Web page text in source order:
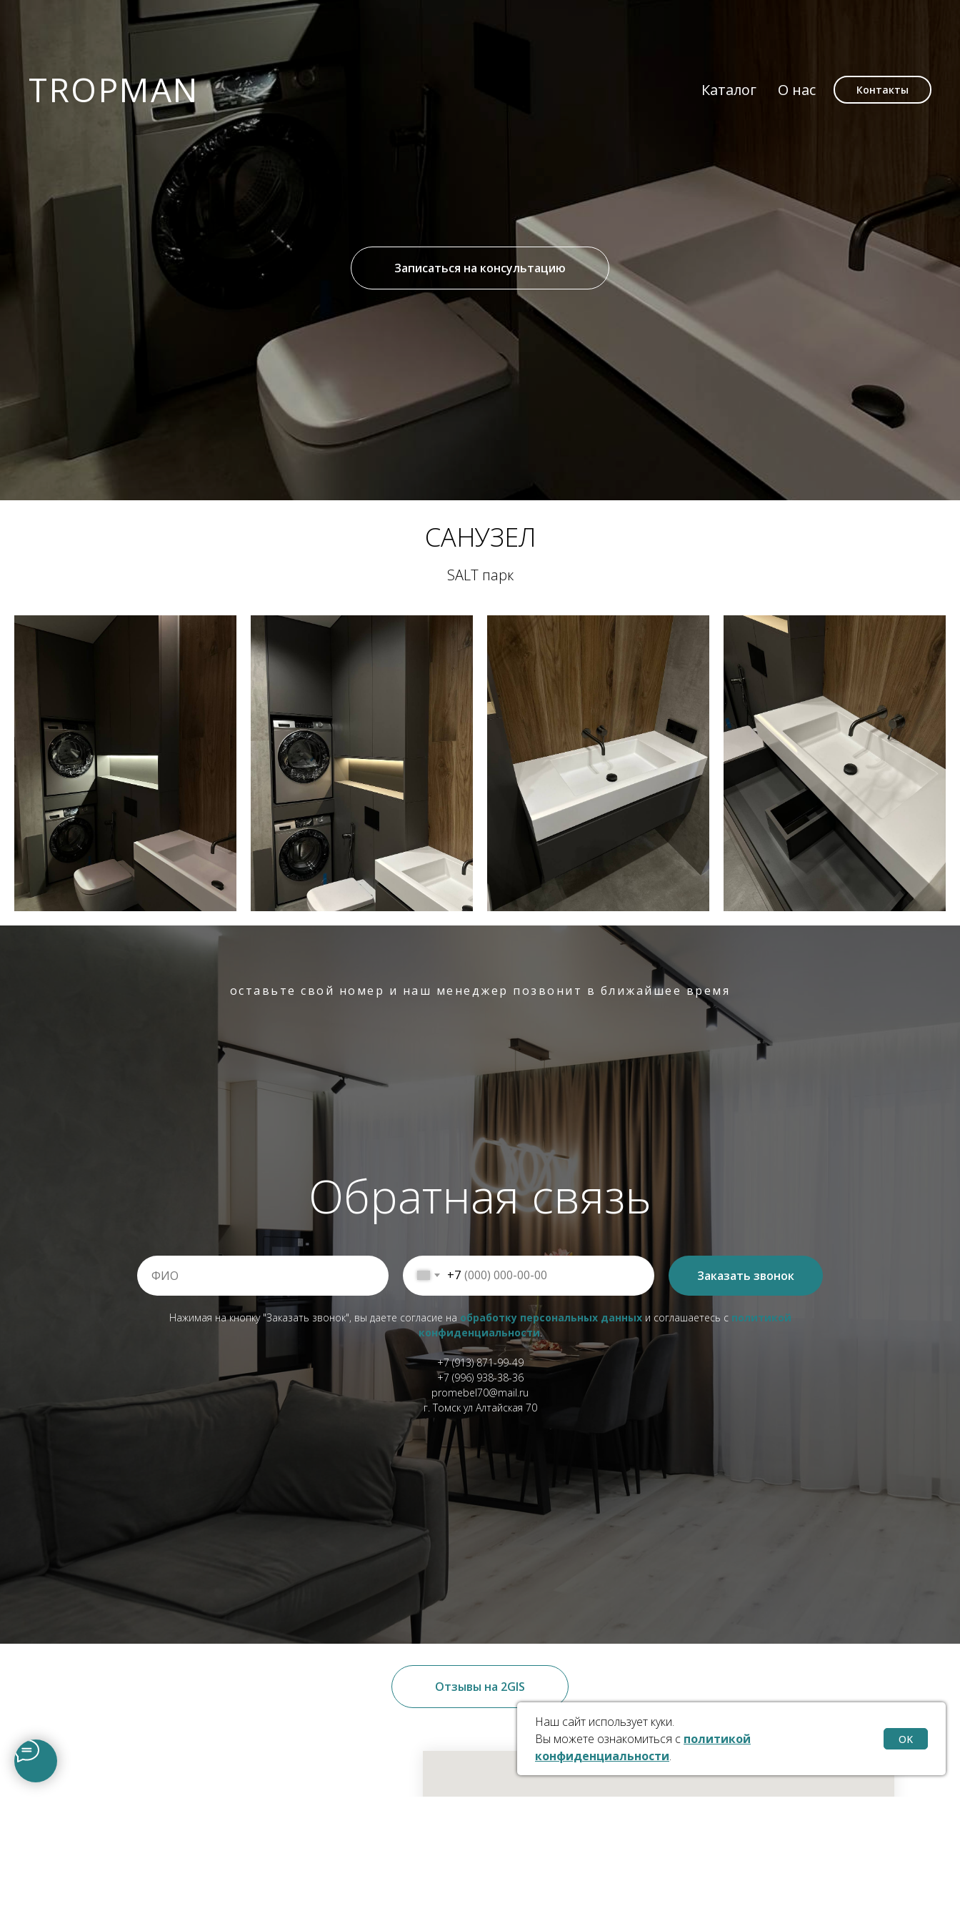
TROPMAN Каталог О нас Контакты
Наш сайт использует куки.
Вы можете ознакомиться с политикой
конфиденциальности.
OK
Записаться на консультацию
САНУЗЕЛ
SALT парк
оставьте свой номер и наш менеджер позвонит в ближайшее время
Обратная связь
+7 Заказать звонок
Нажимая на кнопку "Заказать звонок", вы даете согласие на обработку персональных данныхи соглашаетесь c политикой
конфиденциальности.
+7 (913) 871-99-49
+7 (996) 938-38-36
promebel70@mail.ru
г. Томск ул Алтайская 70
Отзывы на 2GIS